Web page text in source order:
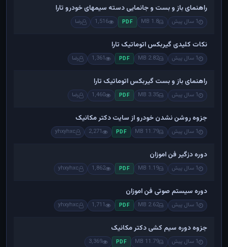
راهنمای باز و بست و جانمایی دسته سیمهای خودرو تارا
1 سال پیش 1.8 MB
PDF
1,516 رضا
نکات کلیدی گیربکس اتوماتیک تارا
1 سال پیش 2.82 MB
PDF
1,361 رضا
راهنمای باز و بست گیربکس اتوماتیک تارا
1 سال پیش 3.35 MB
PDF
1,460 رضا
جزوه روشن نشدن خودرو از سایت دکتر مکانیک
1 سال پیش 11.79 MB
PDF
2,271
yhxyhxc
دوره دزگیر فن اموزان
1 سال پیش 1.19 MB
PDF
1,862
yhxyhxc
دوره سیستم صوتی فن اموزان
1 سال پیش 2.62 MB
PDF
1,711
yhxyhxc
جزوه دوره سیم کشی دکتر مکانیک
1 سال پیش 11.79 MB
PDF
3,369